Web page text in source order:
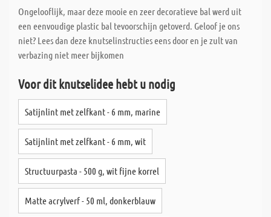
Ongelooflijk, maar deze mooie en zeer decoratieve bal werd uit
een eenvoudige plastic bal tevoorschijn getoverd. Geloof je ons
niet? Lees dan deze knutselinstructies eens door en je zult van
verbazing niet meer bijkomen
Voor dit knutselidee hebt u nodig
Satijnlint met zelfkant - 6 mm, marine
Satijnlint met zelfkant - 6 mm, wit
Structuurpasta - 500 g, wit fijne korrel
Matte acrylverf - 50 ml, donkerblauw